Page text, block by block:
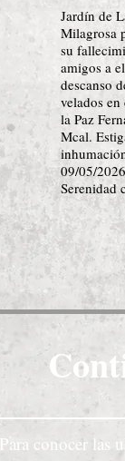
Jardín de
Milagrosa
su
amigos a
descanso
velados
la Paz
Mcal.
09/05/
Serenidad
Para conocer las